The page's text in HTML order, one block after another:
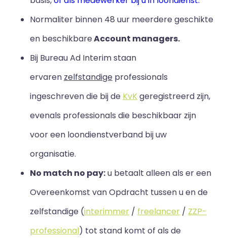
Normaliter binnen 48 uur meerdere geschikte
en beschikbareAccount managers.
Bij Bureau Ad Interim staan
ervaren zelfstandige professionals
ingeschreven die bij de KvKgeregistreerd zijn,
evenals professionals die beschikbaar zijn
voor een loondienstverband bij uw
organisatie.
No match no pay:u betaalt alleen als er een
Overeenkomst van Opdracht tussen u en de
zelfstandige (interimmer / freelancer / ZZP-
professional) tot stand komt of als de